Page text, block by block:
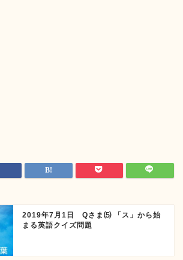
2019年7月1日 Qさま⑸ 「ス」から始
まる英語クイズ問題